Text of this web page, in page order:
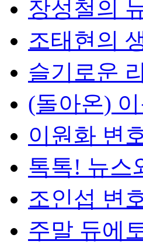
장성철의
조태현의
슬기로운
(돌아온)
이원화 변
톡톡! 뉴스
조인섭 변
주말 듀에